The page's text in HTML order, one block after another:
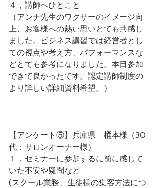
４，講師へひとこと
（アンナ先生のワクサーのイメージ向
上、お客様への熱い思いとても共感し
ました。ビジネス講習では経営者とし
ての視点や考え方、パフォーマンスな
どとても参考になりました。本日参加
できて良かったです。認定講師制度の
より詳しい詳細資料希望。）
【アンケート⑤】兵庫県　桶本様（30
代：サロンオーナー様）
１，セミナーに参加するに前に感じて
いた不安や疑問など
(スクール業務、生徒様の集客方法につ